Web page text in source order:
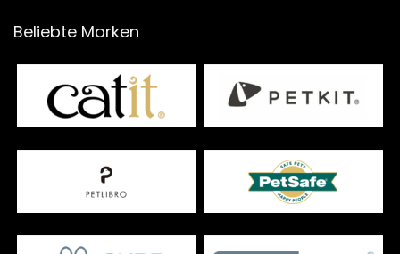
Beliebte Marken